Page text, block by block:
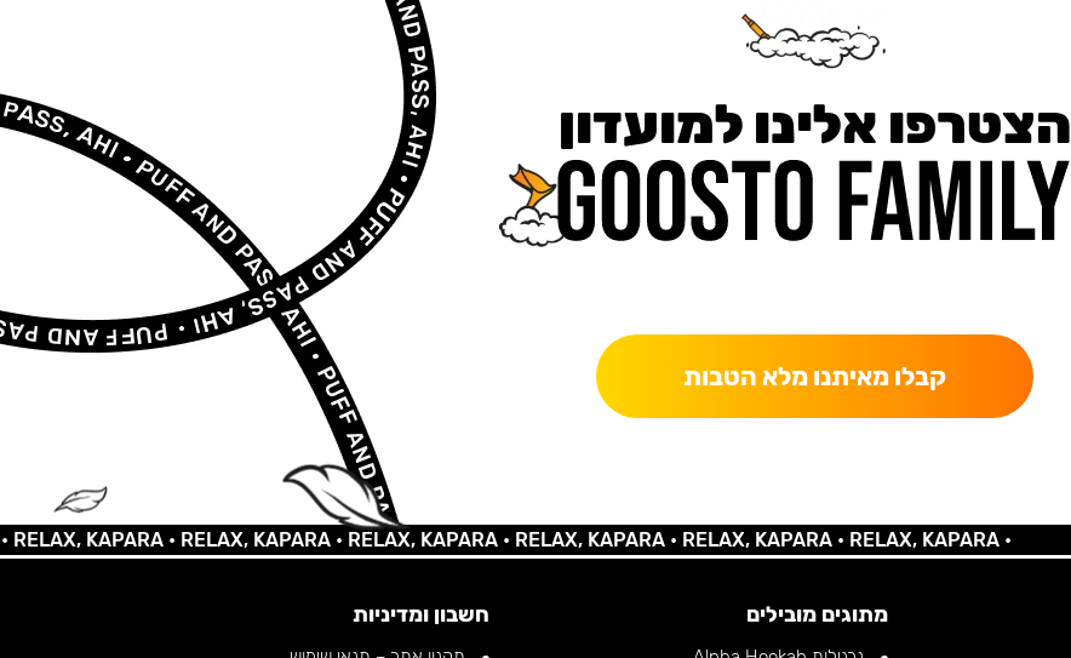
הצטרפו אלינו למועדון
קבלו מאיתנו מלא הטבות
KAPARA •RELAX, KAPARA •RELAX, KAPARA •RELAX, KAPARA •RELAX, KAPARA •RELAX, KAPARA •
מתוגים מובילים חשבון ומדיניות